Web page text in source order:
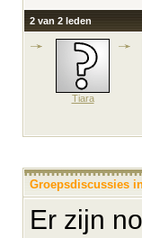
2 van 2 leden
Tiara
Groepsdiscussies
Er zijn